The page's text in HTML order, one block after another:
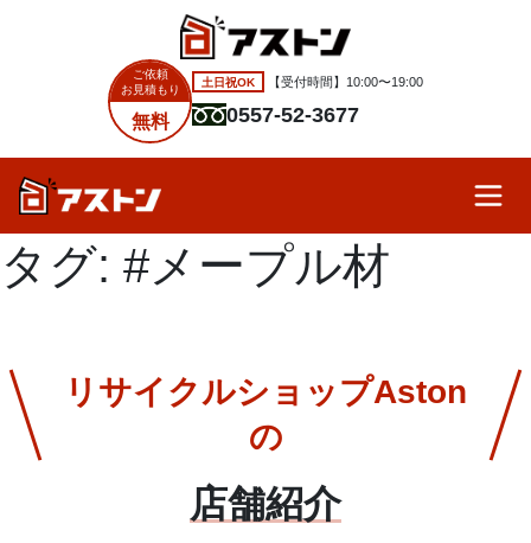
ご依頼
お見積もり
無料
土日祝OK 【受付時間】10:00〜19:00
0557-52-3677
タグ: #メープル材
リサイクルショップAston
の
店舗紹介